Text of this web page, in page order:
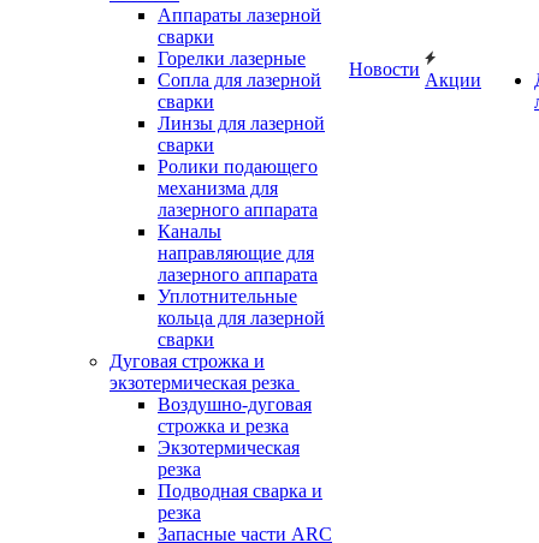
Аппараты лазерной
сварки
Горелки лазерные
Сопла для лазерной
сварки
Линзы для лазерной
сварки
Ролики подающего
механизма для
лазерного аппарата
Каналы
направляющие для
лазерного аппарата
Уплотнительные
кольца для лазерной
сварки
Дуговая строжка и
экзотермическая резка
Воздушно-дуговая
строжка и резка
Экзотермическая
резка
Подводная сварка и
резка
Запасные части ARC
Новости
Акции